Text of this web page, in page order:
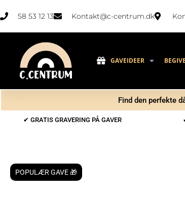
58 53 12 13 Kontakt@c-centrum.dk
GAVEIDEER
Find den perfekte
✔ GRATIS GRAVERING PÅ GAVER
POPULÆR GAVE 🎁